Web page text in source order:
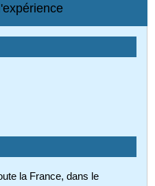
la France, dans le